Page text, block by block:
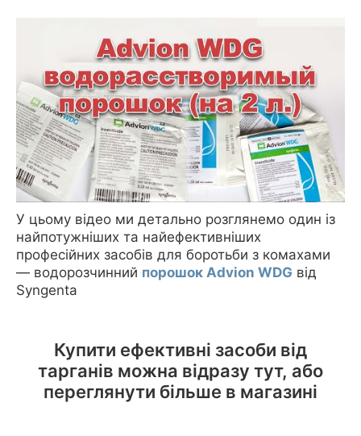
У цьому відео ми детально розглянемо один із
найпотужніших та найефективніших
професійних засобів для боротьби з комахами
— водорозчинний порошок Advion WDG від
Syngenta
Купити ефективні засоби від
тарганів можна відразу тут, або
переглянути більше в магазині